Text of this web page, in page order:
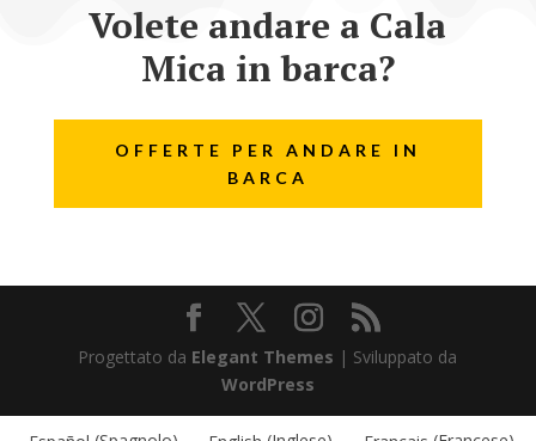
Volete andare a Cala
Mica in barca?
OFFERTE PER ANDARE IN
BARCA
Progettato da Elegant Themes | Sviluppato da
WordPress